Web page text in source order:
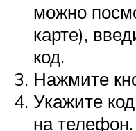
можно
карте),
код.
Нажмите
Укажите
на телефон.